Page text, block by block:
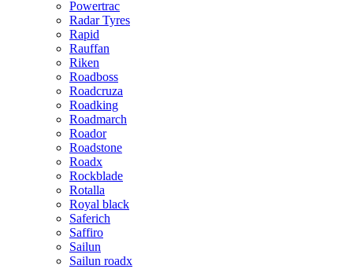
Powertrac
Radar Tyres
Rapid
Rauffan
Riken
Roadboss
Roadcruza
Roadking
Roadmarch
Roador
Roadstone
Roadx
Rockblade
Rotalla
Royal black
Saferich
Saffiro
Sailun
Sailun roadx